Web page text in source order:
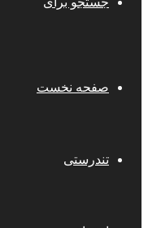
صفحه نخست
تندرستی